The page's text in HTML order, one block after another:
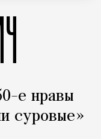
е нравы
суровые»